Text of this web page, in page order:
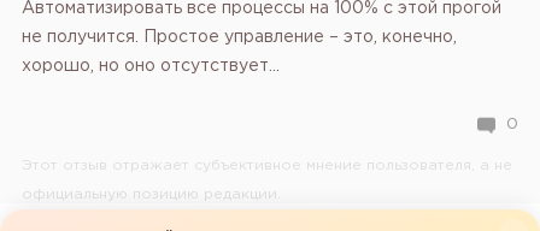
Автоматизировать все процессы на 100% с этой прогой
не получится. Простое управление – это, конечно,
хорошо, но оно отсутствует...
0
Этот отзыв отражает субъективное мнение пользователя, а не
официальную позицию редакции.